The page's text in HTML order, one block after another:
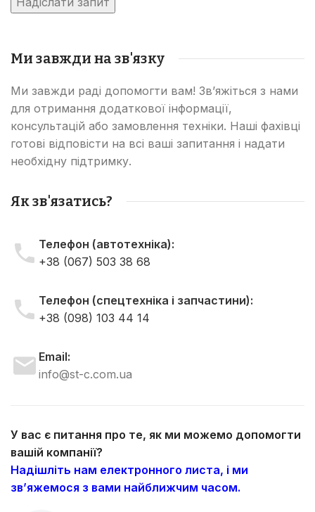
Ми завжди на зв'язку
Ми завжди раді допомогти вам! Зв’яжіться з нами
для отримання додаткової інформації,
консультацій або замовлення техніки. Наші фахівці
готові відповісти на всі ваші запитання і надати
необхідну підтримку.
Як зв'язатись?
Телефон (автотехніка):
+38 (067) 503 38 68
Телефон (спецтехніка і запчастини):
+38 (098) 103 44 14
Email:
info@st-c.com.ua
У вас є питання про те, як ми можемо допомогти
вашій компанії?
Надішліть нам електронного листа, і ми
зв’яжемося з вами найближчим часом.